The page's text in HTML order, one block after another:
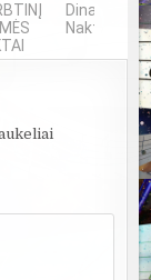
Dinamika -
Naktyje